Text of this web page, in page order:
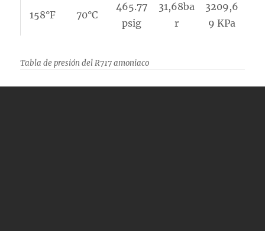
158°F 70°C
465.77
psig
31,68ba
r
3209,6
9 KPa
Tabla de presión del R717 amoniaco